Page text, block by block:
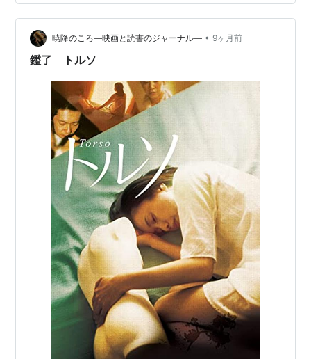
越路吹雪かマリオン・コティヤール（「エディット・ピ
アフ〜愛の讃歌〜」）かと思うほど素晴らしい。 終活
は、人生の終わりというよりも…
暁降のころ―映画と読書のジャーナル― • 9ヶ月前
鑑了 トルソ